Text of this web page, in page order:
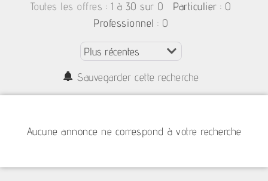
Toutes les offres : 1 à 30 sur 0 Particulier : 0
Professionnel : 0
Sauvegarder cette recherche
Aucune annonce ne correspond à votre recherche